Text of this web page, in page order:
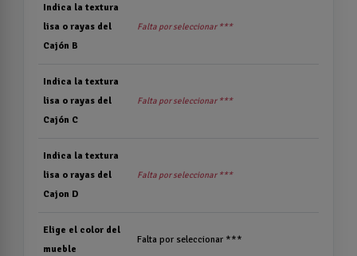
Indica la textura
lisa o rayas del
Cajón B
Falta por seleccionar ***
Indica la textura
lisa o rayas del
Cajón C
Falta por seleccionar ***
Indica la textura
lisa o rayas del
Cajon D
Falta por seleccionar ***
Elige el color del
mueble
Falta por seleccionar ***